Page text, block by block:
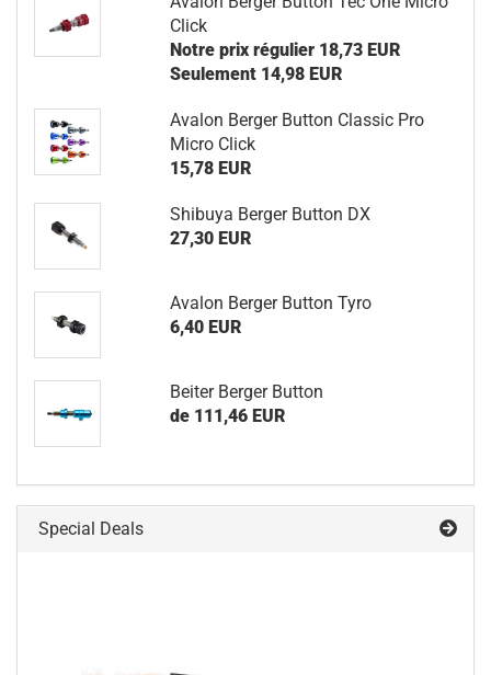
Click
Notre prix régulier 18,73 EUR
Seulement 14,98 EUR
Avalon Berger Button Classic Pro
Micro Click
15,78 EUR
Shibuya Berger Button DX
27,30 EUR
Avalon Berger Button Tyro
6,40 EUR
Beiter Berger Button
de 111,46 EUR
Special Deals